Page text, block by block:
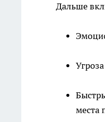
Дальше
места